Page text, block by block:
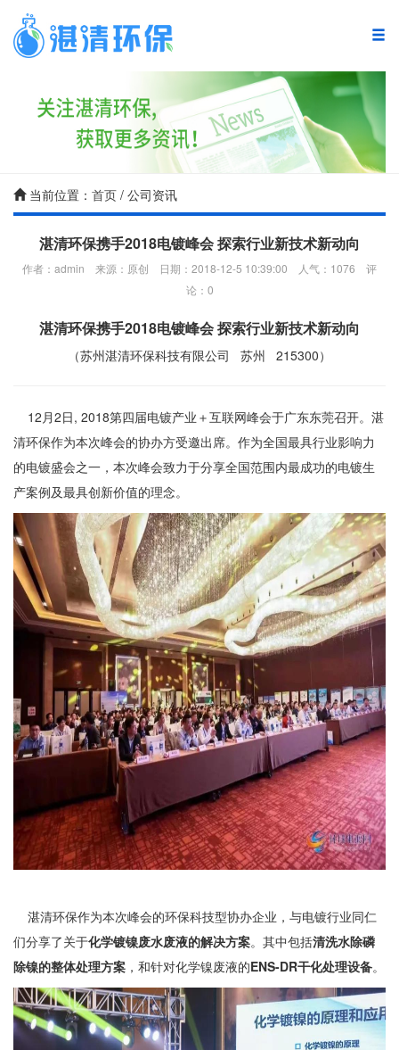
湛清首页
复合碳源
废水处理产品
废水处理案例
新闻中心
联系我们
当前位置： 首页 / 公司资讯
湛清环保携手2018电镀峰会 探索行业新技术新动向
作者：admin 来源：原创 日期：2018-12-5 10:39:00 人气： 1076 评
论： 0
湛清环保携手2018电镀峰会 探索行业新技术新动向
（苏州湛清环保科技有限公司 苏州 215300）
12月2日, 2018第四届电镀产业＋互联网峰会于广东东莞召开。湛
清环保作为本次峰会的协办方受邀出席。作为全国最具行业影响力
的电镀盛会之一，本次峰会致力于分享全国范围内最成功的电镀生
产案例及最具创新价值的理念。
湛清环保作为本次峰会的环保科技型协办企业，与电镀行业同仁
们分享了关于化学镀镍废水废液的解决方案。其中包括清洗水除磷
除镍的整体处理方案 ，和针对化学镍废液的ENS-DR干化处理设备。